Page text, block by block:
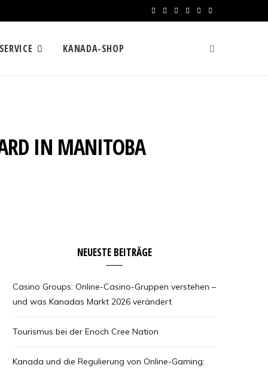
e w t T
n
k
SERVICE KANADA-SHOP
IN MANITOBA
NEUESTE BEITRÄGE
Casino Groups: Online-Casino-Gruppen verstehen –
und was Kanadas Markt 2026 verändert
Tourismus bei der Enoch Cree Nation
Kanada und die Regulierung von Online-Gaming: